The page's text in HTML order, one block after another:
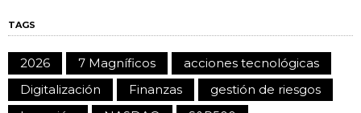
TAGS
2026 7 Magníficos
acciones tecnológicas
Digitalización
Finanzas
gestión de riesgos